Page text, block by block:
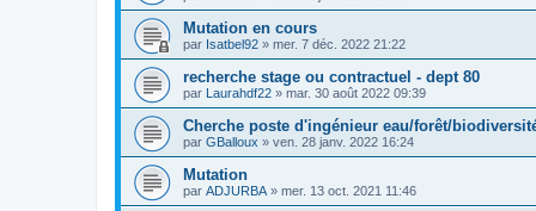
Mutation en cours
par Isatbel92 » mer. 7 déc. 2022 21:22
recherche stage ou contractuel - dept 80
par Laurahdf22 » mar. 30 août 2022 09:39
Cherche poste d'ingénieur eau/forêt/
par GBalloux » ven. 28 janv. 2022 16:24
Mutation
par ADJURBA » mer. 13 oct. 2021 11:46